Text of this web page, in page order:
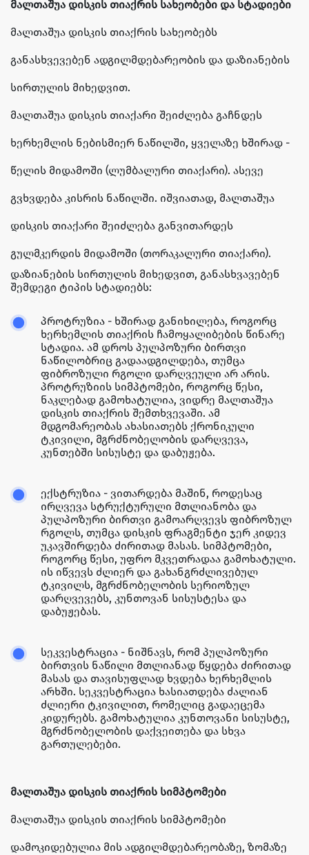
მალთაშუა დისკის თიაქრის სახეობები და სტადიები
მალთაშუა დისკის თიაქრის სახეობებს
განასხვევებენ ადგილმდებარეობის და დაზიანების
სირთულის მიხედვით.
მალთაშუა დისკის თიაქარი შეიძლება გაჩნდეს
ხერხემლის ნებისმიერ ნაწილში, ყველაზე ხშირად -
წელის მიდამოში (ლუმბალური თიაქარი). ასევე
გვხვდება კისრის ნაწილში. იშვიათად, მალთაშუა
დისკის თიაქარი შეიძლება განვითარდეს
გულმკერდის მიდამოში (თორაკალური თიაქარი).
დაზიანების სირთულის მიხედვით, განასხვავებენ
შემდეგი ტიპის სტადიებს:
პროტრუზია - ხშირად განიხილება, როგორც
ხერხემლის თიაქრის ჩამოყალიბების წინარე
სტადია. ამ დროს პულპოზური ბირთვი
ნაწილობრიც გადაადგილდება, თუმცა
ფიბროზული რგოლი დარღვეული არ არის.
პროტრუზიის სიმპტომები, როგორც წესი,
ნაკლებად გამოხატულია, ვიდრე მალთაშუა
დისკის თიაქრის შემთხვევაში. ამ
მდგომარეობას ახასიათებს ქრონიკული
ტკივილი, მგრძნობელობის დარღვევა,
კუნთებში სისუსტე და დაბუჟება.
ექსტრუზია - ვითარდება მაშინ, როდესაც
ირღვევა სტრუქტურული მთლიანობა და
პულპოზური ბირთვი გამოარღვევს ფიბროზულ
რგოლს, თუმცა დისკის ფრაგმენტი ჯერ კიდევ
უკავშირდება ძირითად მასას. სიმპტომები,
როგორც წესი, უფრო მკვეთრადაა გამოხატული.
ის იწვევს ძლიერ და გახანგრძლივებულ
ტკივილს, მგრძნობელობის სერიოზულ
დარღვევებს, კუნთოვან სისუსტესა და
დაბუჟებას.
სეკვესტრაცია - ნიშნავს, რომ პულპოზური
ბირთვის ნაწილი მთლიანად წყდება ძირითად
მასას და თავისუფლად ხვდება ხერხემლის
არხში. სეკვესტრაცია ხასიათდება ძალიან
ძლიერი ტკივილით, რომელიც გადაეცემა
კიდურებს. გამოხატულია კუნთოვანი სისუსტე,
მგრძნობელობის დაქვეითება და სხვა
გართულებები.
მალთაშუა დისკის თიაქრის სიმპტომები
მალთაშუა დისკის თიაქრის სიმპტომები
დამოკიდებულია მის ადგილმდებარეობაზე, ზომაზე